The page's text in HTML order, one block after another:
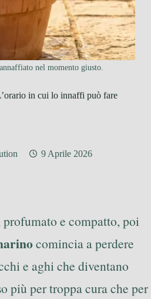
nel momento giusto.
in cui lo innaffi può fare
9 Aprile 2026
e compatto, poi
comincia a perdere
e aghi che diventano
più per troppa cura che per